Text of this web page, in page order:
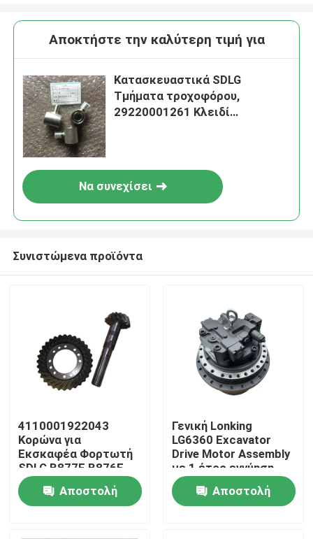
Αρχική Σελίδα
Προϊόντα
Σχετικά με εμάς
Αποκτήστε την καλύτερη τιμή για
Κατασκευαστικά SDLG
Τμήματα τροχοφόρου,
29220001261 Κλειδί
Να συνεχίσει
Συνιστώμενα προϊόντα
4110001922043
Κορώνα για
Εκσκαφέα Φορτωτή
SDLG B877F B876F
Ανταλλακτικά
Αποστολή
Γενική Lonking
LG6360 Excavator
Drive Motor Assembly
με 1 έτος εγγύηση
Αποστολή